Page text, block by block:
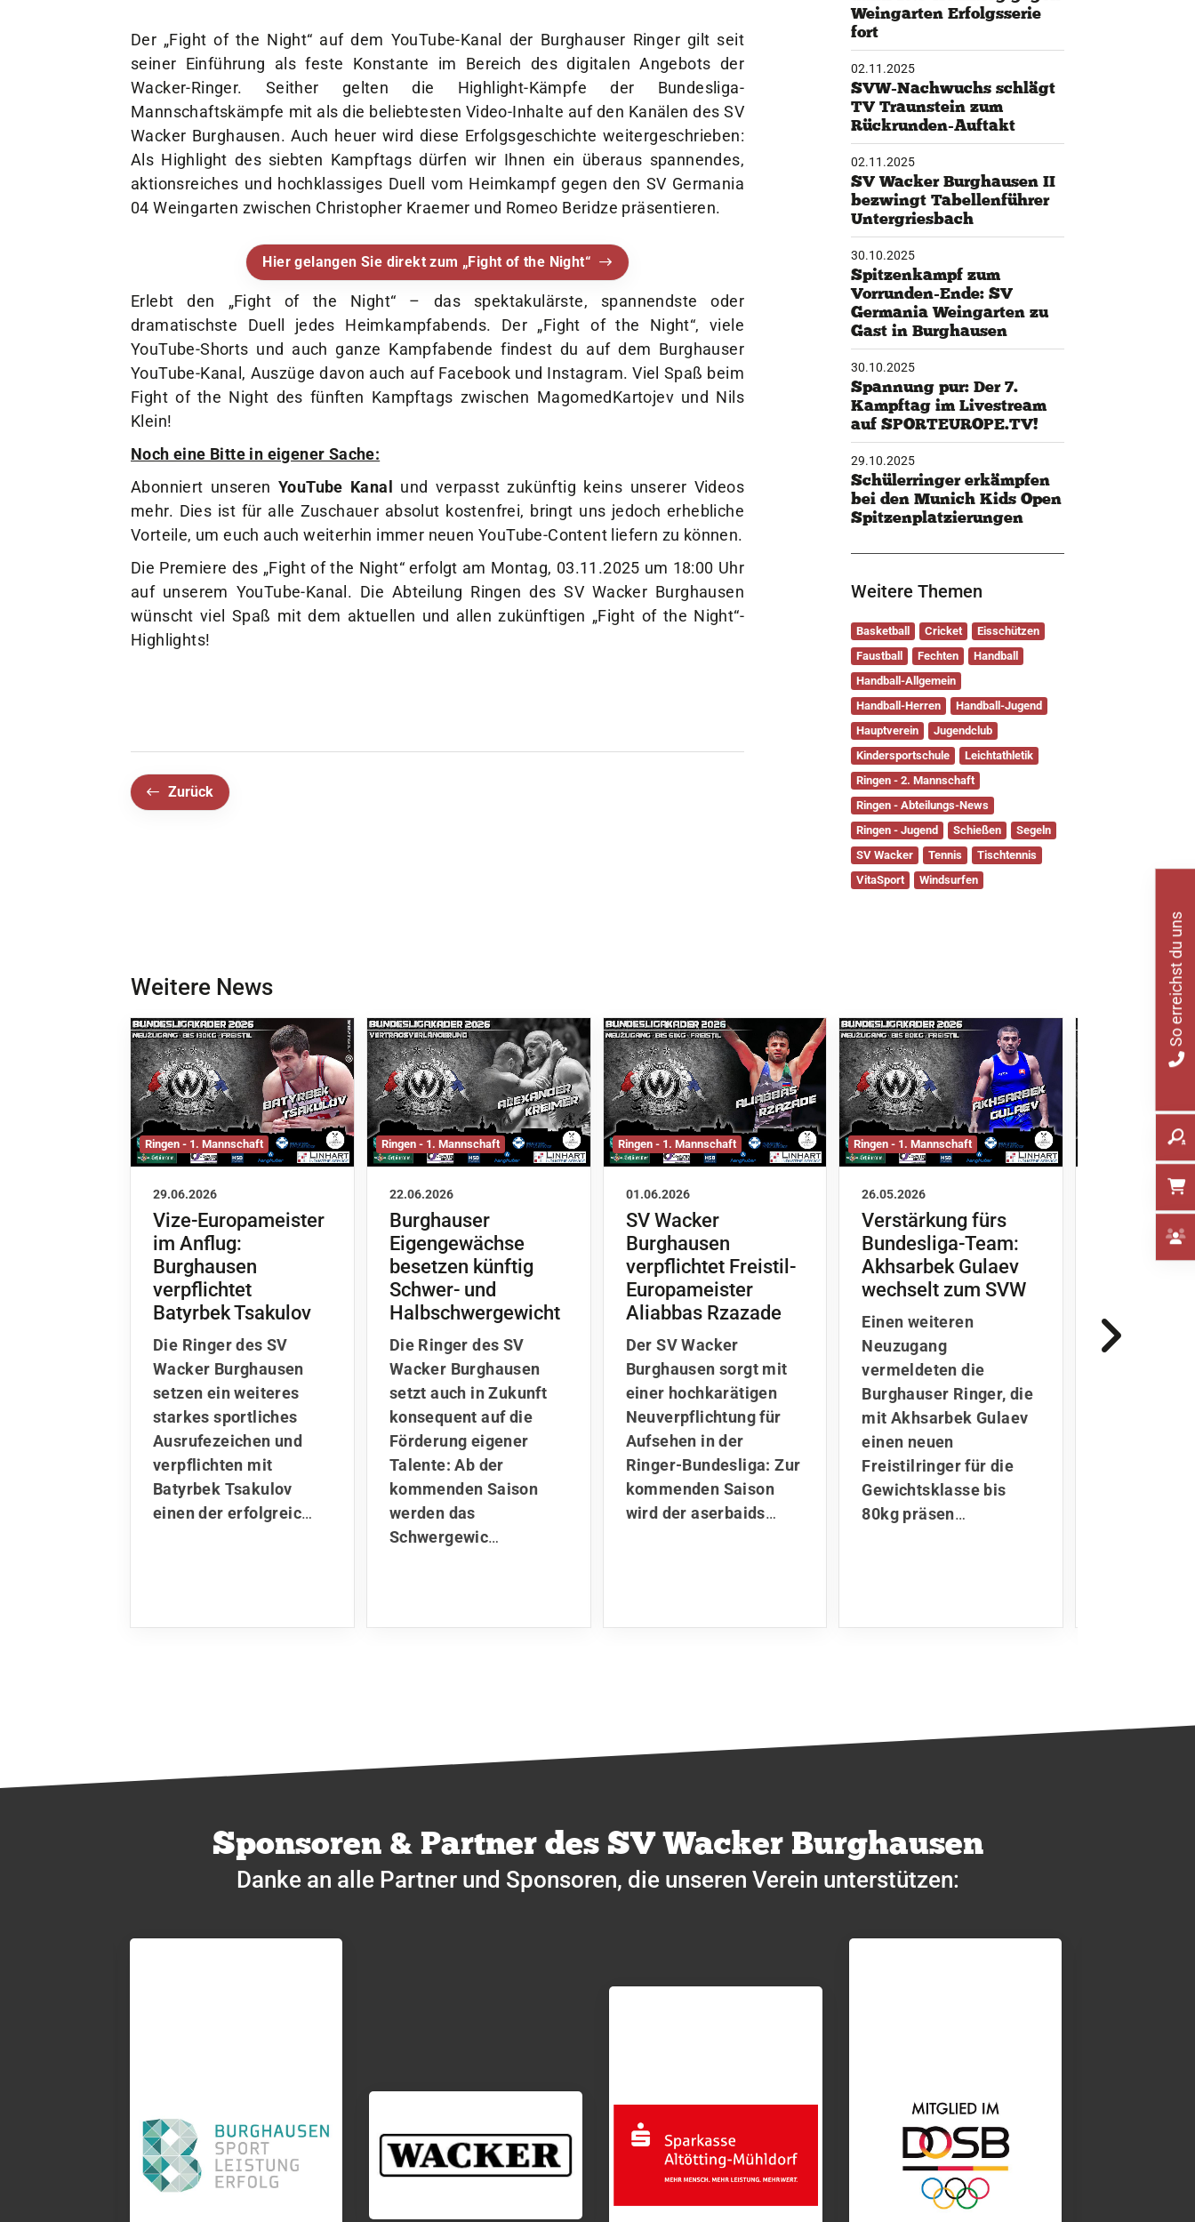
Der „Fight of the Night“ auf dem YouTube-Kanal der Burghauser Ringer gilt seit
seiner Einführung als feste Konstante im Bereich des digitalen Angebots der
Wacker-Ringer. Seither gelten die Highlight-Kämpfe der Bundesliga-
Mannschaftskämpfe mit als die beliebtesten Video-Inhalte auf den Kanälen des SV
Wacker Burghausen. Auch heuer wird diese Erfolgsgeschichte weitergeschrieben:
Als Highlight des siebten Kampftags dürfen wir Ihnen ein überaus spannendes,
aktionsreiches und hochklassiges Duell vom Heimkampf gegen den SV Germania
04 Weingarten zwischen Christopher Kraemer und Romeo Beridze präsentieren.
Hier gelangen Sie direkt zum „Fight of the Night“
Erlebt den „Fight of the Night“ – das spektakulärste, spannendste oder
dramatischste Duell jedes Heimkampfabends. Der „Fight of the Night“, viele
YouTube-Shorts und auch ganze Kampfabende findest du auf dem Burghauser
YouTube-Kanal, Auszüge davon auch auf Facebook und Instagram. Viel Spaß beim
Fight of the Night des fünften Kampftags zwischen MagomedKartojev und Nils
Klein!
Noch eine Bitte in eigener Sache:
Abonniert unseren
YouTube Kanal und verpasst zukünftig keins unserer Videos
mehr. Dies ist für alle Zuschauer absolut kostenfrei, bringt uns jedoch erhebliche
Vorteile, um euch auch weiterhin immer neuen YouTube-Content liefern zu können.
Die Premiere des „Fight of the Night“ erfolgt am Montag, 03.11.2025 um 18:00 Uhr
auf unserem YouTube-Kanal. Die Abteilung Ringen des SV Wacker Burghausen
wünscht viel Spaß mit dem aktuellen und allen zukünftigen „Fight of the Night“-
Highlights!
Zurück
fort
SVW-Nachwuchs schlägt
TV Traunstein zum
Rückrunden-Auftakt
SV Wacker Burghausen II
bezwingt Tabellenführer
Untergriesbach
Spitzenkampf zum
Vorrunden-Ende: SV
Germania Weingarten zu
Gast in Burghausen
Spannung pur: Der 7.
Kampftag im Livestream
auf SPORTEUROPE.TV!
Schülerringer erkämpfen
bei den Munich Kids Open
Spitzenplatzierungen
Weitere Themen
Basketball Cricket
Eisschützen
Faustball
Fechten
Handball
Handball-Allgemein
Handball-Herren
Handball-Jugend
Hauptverein
Jugendclub
Kindersportschule
Leichtathletik
Ringen - 2. Mannschaft
Ringen - Abteilungs-News
Ringen - Jugend
Schießen
Segeln
SV Wacker
Tennis
Tischtennis
VitaSport
Windsurfen
Weitere News
Ringen - 1. Mannschaft
Vize-Europameister
im Anflug:
Burghausen
verpflichtet
Batyrbek Tsakulov
Die Ringer des SV
Wacker Burghausen
setzen ein weiteres
starkes sportliches
Ausrufezeichen und
verpflichten mit
Batyrbek Tsakulov
einen der erfolgreic
Ringen - 1. Mannschaft
Burghauser
Eigengewächse
besetzen künftig
Schwer- und
Halbschwergewicht
Die Ringer des SV
Wacker Burghausen
setzt auch in Zukunft
konsequent auf die
Förderung eigener
Talente: Ab der
kommenden Saison
werden das
Schwergewic
Ringen - 1. Mannschaft
SV Wacker
Burghausen
verpflichtet Freistil-
Europameister
Aliabbas Rzazade
Der SV Wacker
Burghausen sorgt mit
einer hochkarätigen
Neuverpflichtung für
Aufsehen in der
Ringer-Bundesliga: Zur
kommenden Saison
wird der aserbaids
Ringen - 1. Mannschaft
Verstärkung fürs
Bundesliga-Team:
Akhsarbek Gulaev
wechselt zum SVW
Einen weiteren
vermeldeten die
Burghauser Ringer, die
mit Akhsarbek Gulaev
einen neuen
Freistilringer für die
Gewichtsklasse bis
80kg präsen
Ringen - 1.
Neue
der
Idris
treu
Der SV
Sponsoren & Partner des SV Wacker Burghausen
Danke an alle Partner und Sponsoren, die unseren Verein unterstützen:
So erreichst du uns